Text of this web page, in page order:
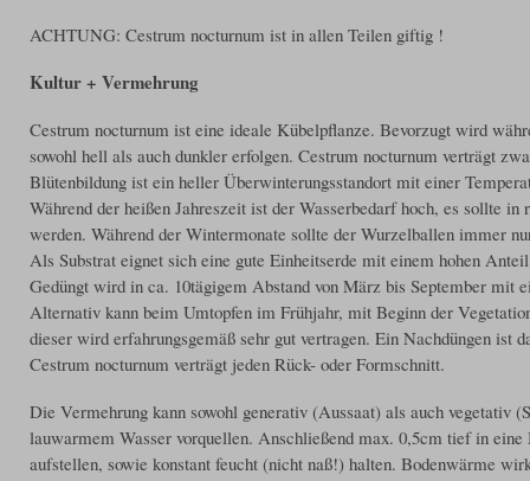
ACHTUNG: Cestrum nocturnum ist in allen Teilen giftig !
Kultur + Vermehrung
Cestrum nocturnum ist eine ideale Kübelpflanze. Bevorzugt wird
sowohl hell als auch dunkler erfolgen. Cestrum nocturnum verträgt
Blütenbildung ist ein heller Überwinterungsstandort mit einer
Während der heißen Jahreszeit ist der Wasserbedarf hoch, es sollte
werden. Während der Wintermonate sollte der Wurzelballen immer
Als Substrat eignet sich eine gute Einheitserde mit einem hohen
Gedüngt wird in ca. 10tägigem Abstand von März bis September mit
Alternativ kann beim Umtopfen im Frühjahr, mit Beginn der
dieser wird erfahrungsgemäß sehr gut vertragen. Ein Nachdüngen ist
Cestrum nocturnum verträgt jeden Rück- oder Formschnitt.
Die Vermehrung kann sowohl generativ (Aussaat) als auch vegetativ
lauwarmem Wasser vorquellen. Anschließend max. 0,5cm tief in
aufstellen, sowie konstant feucht (nicht naß!) halten. Bodenwärme